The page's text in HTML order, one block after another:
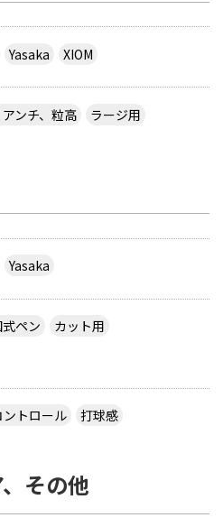
Yasaka
XIOM
ンチ、粒高 ラージ用
Yasaka
ペン
カット用
ントロール 打球感
その他